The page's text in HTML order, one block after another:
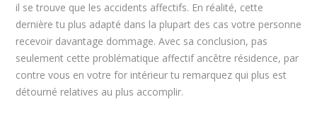
il se trouve que les accidents affectifs. En réalité, cette
dernière tu plus adapté dans la plupart des cas votre personne
recevoir davantage dommage. Avec sa conclusion, pas
seulement cette problématique affectif ancêtre résidence, par
contre vous en votre for intérieur tu remarquez qui plus est
détourné relatives au plus accomplir.